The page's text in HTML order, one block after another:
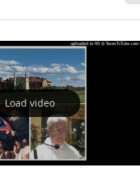
Vangelo secondo Luca In quel
ai suoi discepoli: "Sono
Load video